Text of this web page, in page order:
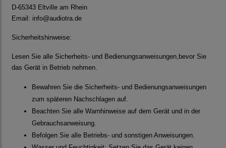
D-65343 Eltville am Rhein
Email: info@audiotra.de
Sicherheitshinweise:
Lesen Sie alle Sicherheits- und Bedienungsanweisungen,bevor Sie
das Gerät in Betrieb nehmen.
Bewahren Sie die Sicherheits- und Bedienungsanweisungen
zum späteren Nachschlagen auf.
Beachten Sie alle Warnhinweise auf dem Gerät und in der
Gebrauchsanweisung.
Befolgen Sie alle Betriebs- und sonstigen Anweisungen.